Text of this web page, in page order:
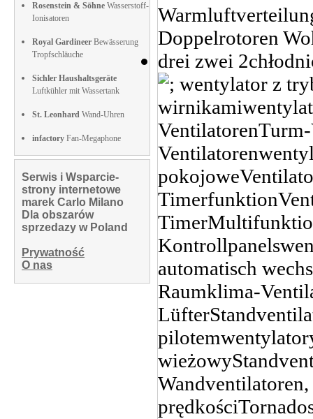
Rosenstein & Söhne Wasserstoff-
Ionisatoren
Royal Gardineer Bewässerung
Tropfschläuche
Sichler Haushaltsgeräte
Luftkühler mit Wassertank
St. Leonhard Wand-Uhren
infactory Fan-Megaphone
Serwis i Wsparcie-
strony internetowe
marek Carlo Milano
Dla obszarów
sprzedazy w Poland
Prywatność
O nas